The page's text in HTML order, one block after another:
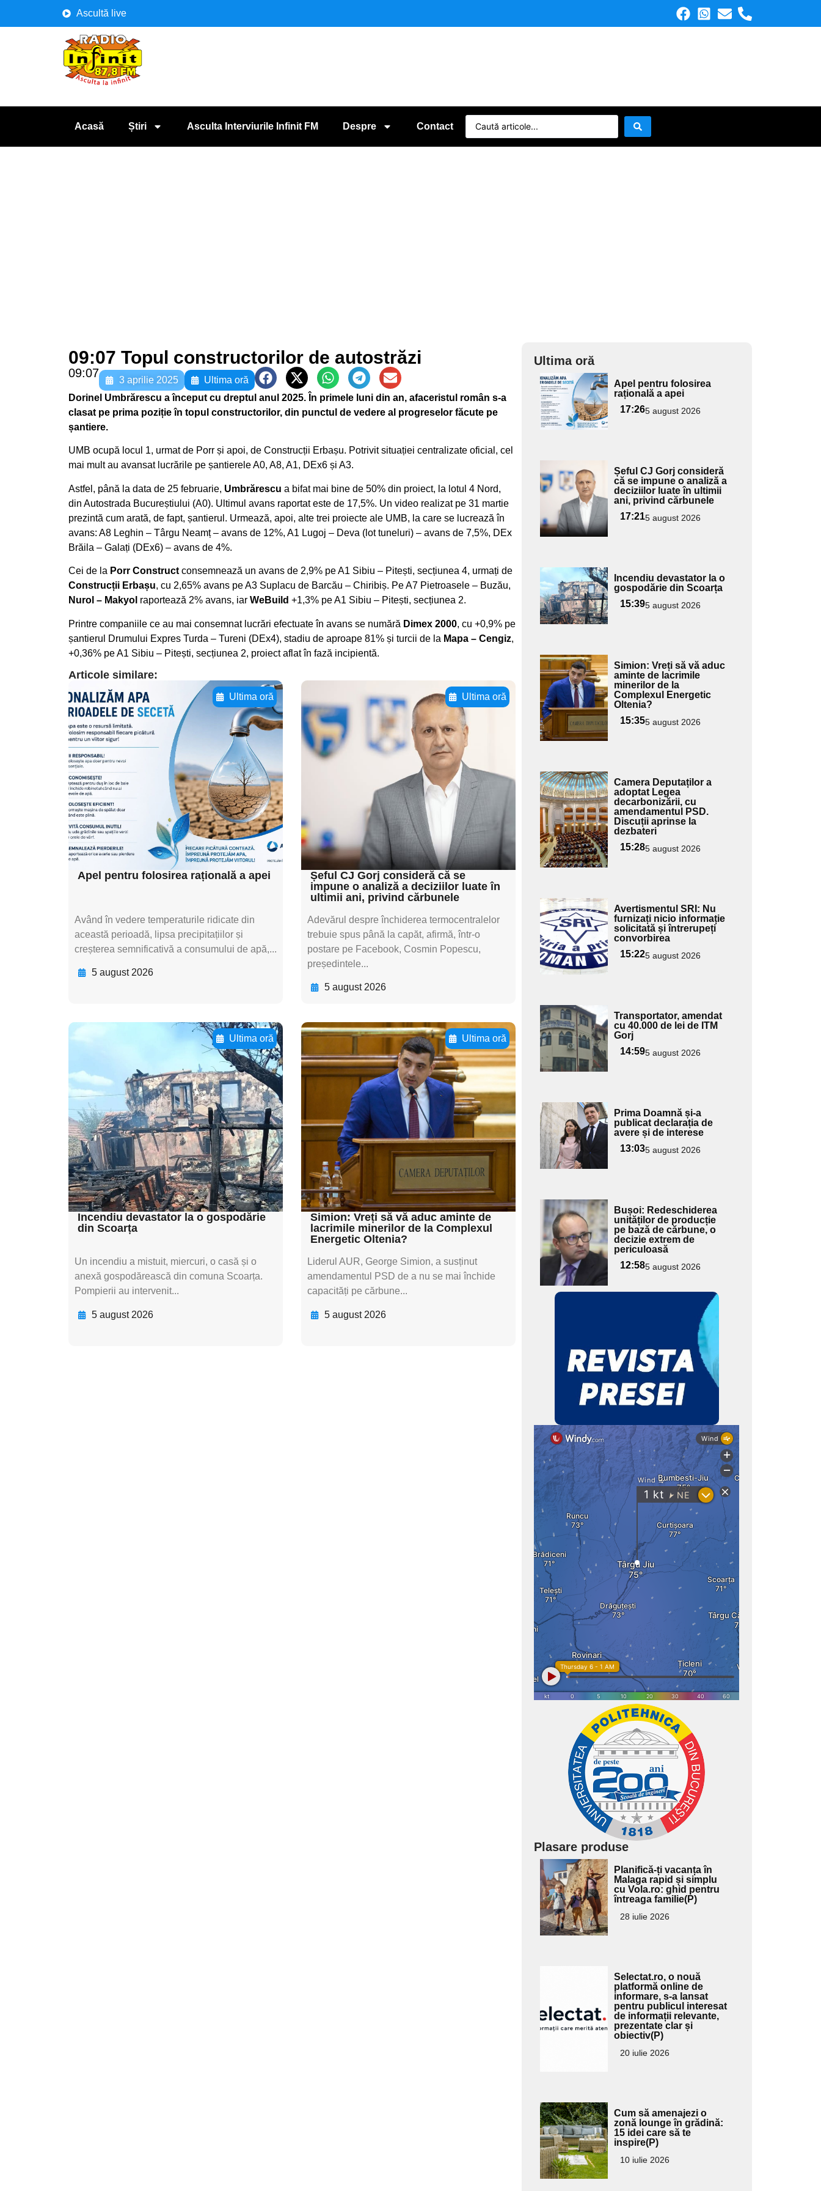
Ascultă live
Acasă Știri Asculta Interviurile Infinit FM Despre Contact
09:07 Topul constructorilor de autostrăzi
09:07
3 aprilie 2025
Ultima oră
Dorinel Umbrărescu a început cu dreptul anul 2025. În primele luni din an, afaceristul român s-a
clasat pe prima poziție în topul constructorilor, din punctul de vedere al progreselor făcute pe
șantiere.
UMB ocupă locul 1, urmat de Porr și apoi, de Construcții Erbașu. Potrivit situației centralizate oficial, cel
mai mult au avansat lucrările pe șantierele A0, A8, A1, DEx6 și A3.
Astfel, până la data de 25 februarie, Umbrărescu a bifat mai bine de 50% din proiect, la lotul 4 Nord,
din Autostrada Bucureștiului (A0). Ultimul avans raportat este de 17,5%. Un video realizat pe 31 martie
prezintă cum arată, de fapt, șantierul. Urmează, apoi, alte trei proiecte ale UMB, la care se lucrează în
avans: A8 Leghin – Târgu Neamț – avans de 12%, A1 Lugoj – Deva (lot tuneluri) – avans de 7,5%, DEx
Brăila – Galați (DEx6) – avans de 4%.
Cei de la Porr Construct consemnează un avans de 2,9% pe A1 Sibiu – Pitești, secțiunea 4, urmați de
Construcții Erbașu, cu 2,65% avans pe A3 Suplacu de Barcău – Chiribiș. Pe A7 Pietroasele – Buzău,
Nurol – Makyol raportează 2% avans, iar WeBuild +1,3% pe A1 Sibiu – Pitești, secțiunea 2.
Printre companiile ce au mai consemnat lucrări efectuate în avans se numără Dimex 2000, cu +0,9% pe
șantierul Drumului Expres Turda – Tureni (DEx4), stadiu de aproape 81% și turcii de la Mapa – Cengiz,
+0,36% pe A1 Sibiu – Pitești, secțiunea 2, proiect aflat în fază incipientă.
Articole similare:
Ultima oră
Adaugă aici textul
pentru
subtitluAdaugă aici
textul pentru
subtitluAdaugă aici
textul pentru
subtitluAdaugă aici
textul pentru subti
Apel pentru folosirea rațională a apei
Având în vedere temperaturile ridicate din
această perioadă, lipsa precipitațiilor și
creșterea semnificativă a consumului de apă,...
5 august 2026
Ultima oră
Adaugă aici textul
pentru
subtitluAdaugă aici
textul pentru
subtitluAdaugă aici
textul pentru
subtitluAdaugă aici
textul pentru subti
Șeful CJ Gorj consideră că se
impune o analiză a deciziilor luate în
ultimii ani, privind cărbunele
Adevărul despre închiderea termocentralelor
trebuie spus până la capăt, afirmă, într-o
postare pe Facebook, Cosmin Popescu,
președintele...
5 august 2026
Ultima oră
Adaugă aici textul
pentru
subtitluAdaugă aici
textul pentru
subtitluAdaugă aici
textul pentru
subtitluAdaugă aici
textul pentru subti
Incendiu devastator la o gospodărie
din Scoarța
Un incendiu a mistuit, miercuri, o casă și o
anexă gospodărească din comuna Scoarța.
Pompierii au intervenit...
5 august 2026
Ultima oră
Adaugă aici textul
pentru
subtitluAdaugă aici
textul pentru
subtitluAdaugă aici
textul pentru
subtitluAdaugă aici
textul pentru subti
Simion: Vreți să vă aduc aminte de
lacrimile minerilor de la Complexul
Energetic Oltenia?
Liderul AUR, George Simion, a susținut
amendamentul PSD de a nu se mai închide
capacități pe cărbune...
5 august 2026
Ultima oră
Adaugă
aici textul
pentru
subtitlu
Apel pentru folosirea
rațională a apei
17:265 august 2026
Adaugă
aici textul
pentru
subtitlu
Șeful CJ Gorj consideră
că se impune o analiză a
deciziilor luate în ultimii
ani, privind cărbunele
17:215 august 2026
Adaugă
aici textul
pentru
subtitlu
Incendiu devastator la o
gospodărie din Scoarța
15:395 august 2026
Adaugă
aici textul
pentru
subtitlu
Simion: Vreți să vă aduc
aminte de lacrimile
minerilor de la
Complexul Energetic
Oltenia?
15:355 august 2026
Adaugă
aici textul
pentru
subtitlu
Camera Deputaților a
adoptat Legea
decarbonizării, cu
amendamentul PSD.
Discuții aprinse la
dezbateri
15:285 august 2026
Adaugă
aici textul
pentru
subtitlu
Avertismentul SRI: Nu
furnizați nicio informație
solicitată și întrerupeți
convorbirea
15:225 august 2026
Adaugă
aici textul
pentru
subtitlu
Transportator, amendat
cu 40.000 de lei de ITM
Gorj
14:595 august 2026
Adaugă
aici textul
pentru
subtitlu
Prima Doamnă și-a
publicat declarația de
avere și de interese
13:035 august 2026
Adaugă
aici textul
pentru
subtitlu
Bușoi: Redeschiderea
unităților de producție
pe bază de cărbune, o
decizie extrem de
periculoasă
12:585 august 2026
Plasare produse
Adaugă
aici textul
pentru
subtitlu
Planifică-ți vacanța în
Malaga rapid și simplu
cu Vola.ro: ghid pentru
întreaga familie(P)
28 iulie 2026
subtitlu
Selectat.ro, o nouă
platformă online de
informare, s-a lansat
pentru publicul interesat
de informații relevante,
prezentate clar și
obiectiv(P)
20 iulie 2026
Adaugă
aici textul
pentru
subtitlu
Cum să amenajezi o
zonă lounge în grădină:
15 idei care să te
inspire(P)
10 iulie 2026